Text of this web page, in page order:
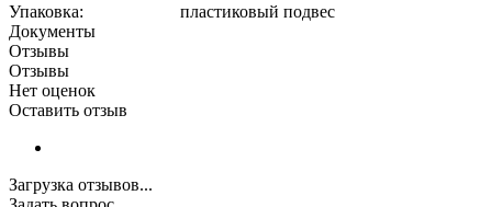
Упаковка: пластиковый подвес
Документы
Отзывы
Отзывы
Нет оценок
Оставить отзыв
Загрузка отзывов...